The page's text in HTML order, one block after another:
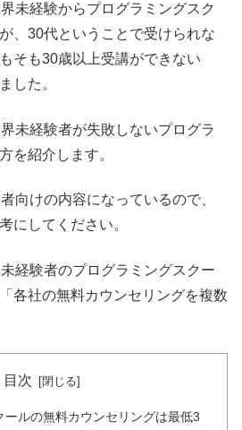
未経験からプログラミングスク
、30代ということで受けられな
そも30歳以上受講ができない
した。
未経験者が失敗しないプログラ
を紹介します。
向けの内容になっているので、
にしてください。
経験者のプログラミングスクー
各社の無料カウンセリングを複数
目次
ールの無料カウンセリングは最低3